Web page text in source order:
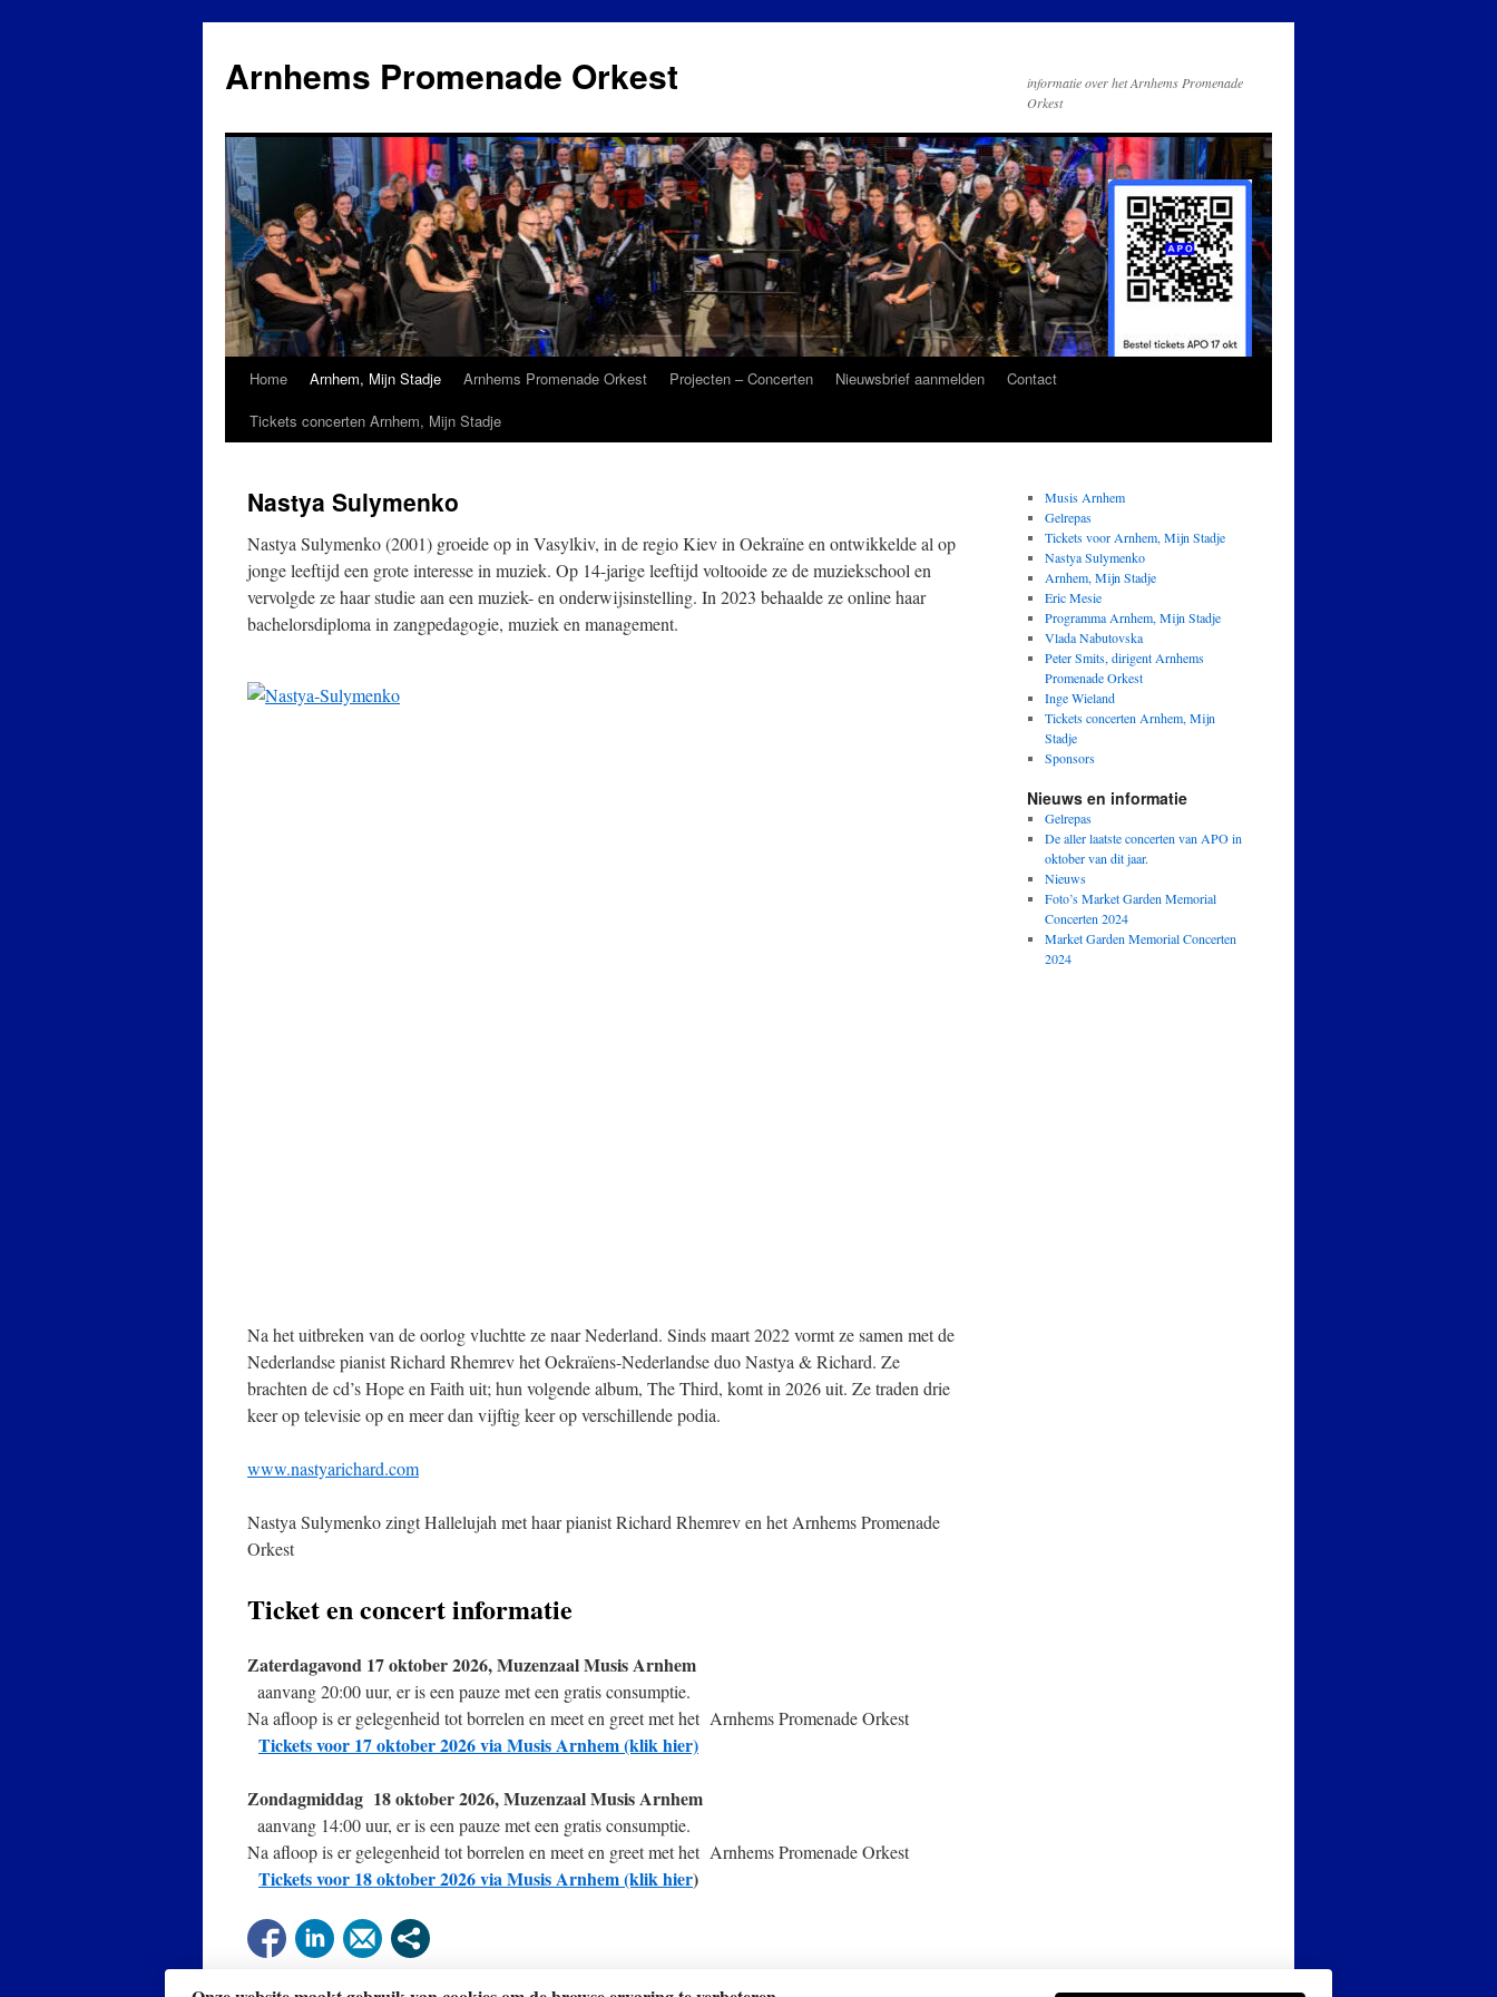
de
inhoud
Arnhems Promenade Orkest
informatie over het Arnhems Promenade
Orkest
Home Arnhem, Mijn Stadje Arnhems Promenade Orkest Projecten – Concerten Nieuwsbrief aanmelden
Contact
Tickets concerten Arnhem, Mijn Stadje
Nastya Sulymenko
Nastya Sulymenko (2001) groeide op in Vasylkiv, in de regio Kiev in Oekraïne en ontwikkelde al op
jonge leeftijd een grote interesse in muziek. Op 14-jarige leeftijd voltooide ze de muziekschool en
vervolgde ze haar studie aan een muziek- en onderwijsinstelling. In 2023 behaalde ze online haar
bachelorsdiploma in zangpedagogie, muziek en management.
Na het uitbreken van de oorlog vluchtte ze naar Nederland. Sinds maart 2022 vormt ze samen met de
Nederlandse pianist Richard Rhemrev het Oekraïens-Nederlandse duo Nastya & Richard. Ze
brachten de cd’s Hope en Faith uit; hun volgende album, The Third, komt in 2026 uit. Ze traden drie
keer op televisie op en meer dan vijftig keer op verschillende podia.
www.nastyarichard.com
Nastya Sulymenko zingt Hallelujah met haar pianist Richard Rhemrev en het Arnhems Promenade
Orkest
Ticket en concert informatie
Zaterdagavond 17 oktober 2026, Muzenzaal Musis Arnhem
aanvang 20:00 uur, er is een pauze met een gratis consumptie.
Na afloop is er gelegenheid tot borrelen en meet en greet met het Arnhems Promenade Orkest
Tickets voor 17 oktober 2026 via Musis Arnhem (klik hier)
Zondagmiddag 18 oktober 2026, Muzenzaal Musis Arnhem
aanvang 14:00 uur, er is een pauze met een gratis consumptie.
Na afloop is er gelegenheid tot borrelen en meet en greet met het Arnhems Promenade Orkest
Tickets voor 18 oktober 2026 via Musis Arnhem (klik hier)
Musis Arnhem
Gelrepas
Tickets voor Arnhem, Mijn Stadje
Nastya Sulymenko
Arnhem, Mijn Stadje
Eric Mesie
Programma Arnhem, Mijn Stadje
Vlada Nabutovska
Peter Smits, dirigent Arnhems
Promenade Orkest
Inge Wieland
Tickets concerten Arnhem, Mijn
Stadje
Sponsors
Nieuws en informatie
Gelrepas
De aller laatste concerten van APO in
oktober van dit jaar.
Nieuws
Foto’s Market Garden Memorial
Concerten 2024
Market Garden Memorial Concerten
2024